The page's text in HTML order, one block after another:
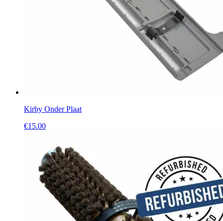
Kirby Onder Plaat
€15.00